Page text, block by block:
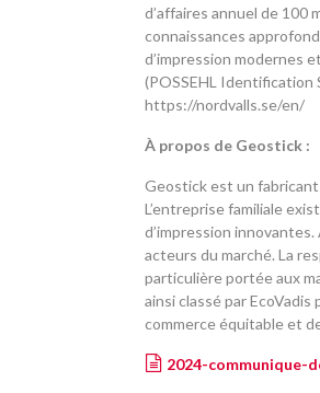
d’affaires annuel de 100
connaissances
d’impression modernes
(POSSEHL Identification
https://nordvalls.se/en/
À propos de Geostick :
Geostick est un fabricant
L’entreprise familiale
d’impression
acteurs du marché. La
particulière portée aux
ainsi classé par
commerce équitable et
2024-